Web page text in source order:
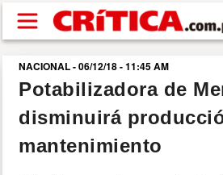
Pasar al contenido principal
buscar
SUCESOS
NACIONAL - 06/12/18 - 11:45 AM
Potabilizadora de
disminuirá
mantenimiento